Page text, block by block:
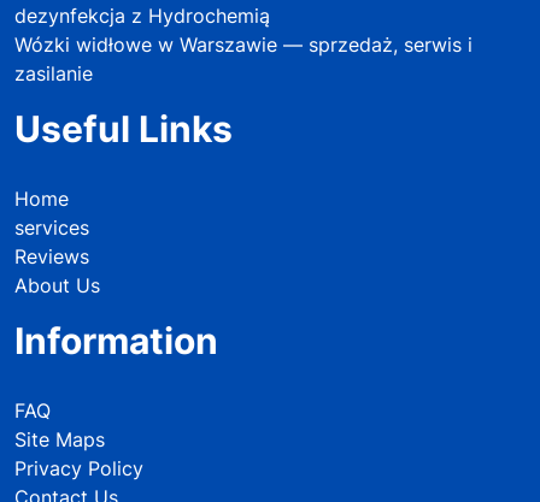
dezynfekcja z Hydrochemią
Wózki widłowe w Warszawie — sprzedaż, serwis i
zasilanie
Useful Links
Home
services
Reviews
About Us
Information
FAQ
Site Maps
Privacy Policy
Contact Us